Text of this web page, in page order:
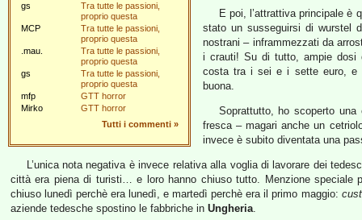
gs
Tra tutte le passioni,
proprio questa
MCP
Tra tutte le passioni,
proprio questa
.mau.
Tra tutte le passioni,
proprio questa
gs
Tra tutte le passioni,
proprio questa
mfp
GTT horror
Mirko
GTT horror
Tutti i commenti »
E poi, l’attrattiva principale è
stato un susseguirsi di wurstel
nostrani – inframmezzati da
i crauti! Su di tutto, ampie dosi
costa tra i sei e i sette euro, e
buona.
Soprattutto, ho scoperto
fresca – magari anche un
invece è subito diventata una
L’unica nota negativa è invece relativa alla voglia di lavorare dei
città era piena di turisti… e loro hanno chiuso tutto. Menzione speciale
chiuso lunedì perchè era lunedì, e martedì perchè era il primo maggio:
aziende tedesche spostino le fabbriche in Ungheria.